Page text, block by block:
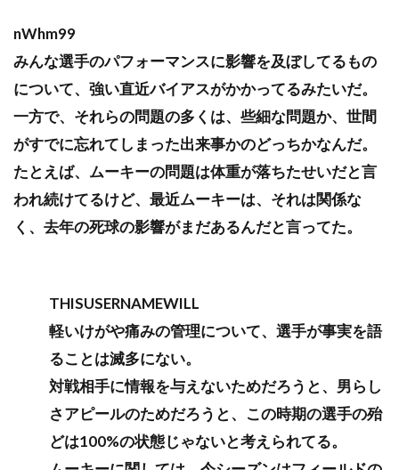
nWhm99
みんな選手のパフォーマンスに影響を及ぼしてるもの
について、強い直近バイアスがかかってるみたいだ。
一方で、それらの問題の多くは、些細な問題か、世間
がすでに忘れてしまった出来事かのどっちかなんだ。
たとえば、ムーキーの問題は体重が落ちたせいだと言
われ続けてるけど、最近ムーキーは、それは関係な
く、去年の死球の影響がまだあるんだと言ってた。
THISUSERNAMEWILL
軽いけがや痛みの管理について、選手が事実を語
ることは滅多にない。
対戦相手に情報を与えないためだろうと、男らし
さアピールのためだろうと、この時期の選手の殆
どは100%の状態じゃないと考えられてる。